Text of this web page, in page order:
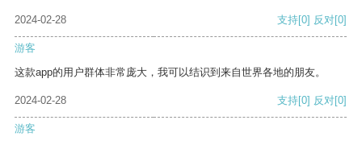
2024-02-28 支持[0] 反对[0]
游客
这款app的用户群体非常庞大，我可以结识到来自世界各地的朋友。
2024-02-28 支持[0] 反对[0]
游客